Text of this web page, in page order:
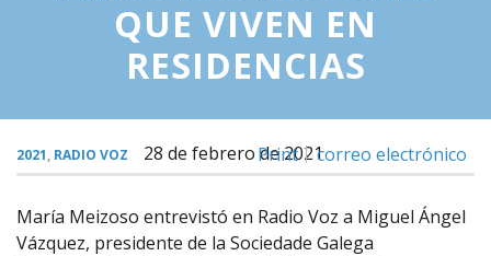
QUE VIVEN EN
RESIDENCIAS
Print correo electrónico
2021, RADIO VOZ 28 de febrero de 2021
María Meizoso entrevistó en Radio Voz a Miguel Ángel
Vázquez, presidente de la Sociedade Galega